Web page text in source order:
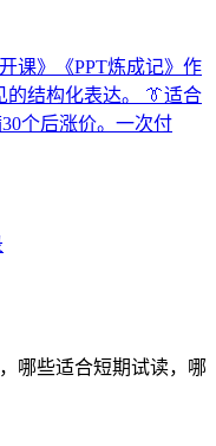
课》《PPT炼成记》作
的结构化表达。 👔适合
个后涨价。一次付
哪些适合短期试读，哪